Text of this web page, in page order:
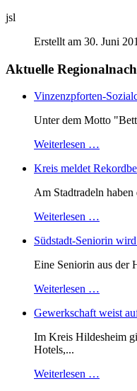
jsl
Erstellt am 30. Juni
Aktuelle
Vinzenzpforten-
Unter dem Motto
Weiterlesen …
Kreis meldet
Am Stadtradeln
Weiterlesen …
Südstadt-Seniorin
Eine Seniorin aus der
Weiterlesen …
Gewerkschaft weist
Im Kreis Hildesheim
Hotels,...
Weiterlesen …